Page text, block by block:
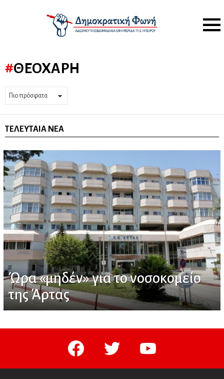
Menu
ΘΕΟΧΆΡΗ
ΤΕΛΕΥΤΑΊΑ ΝΈΑ
Ώρα «μηδέν» για το νοσοκομείο
της Άρτας
facebook twitter